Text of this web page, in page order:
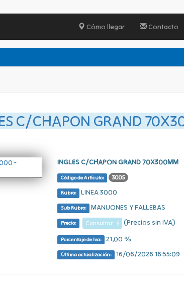
Cómo llegar Contacto
C/CHAPON GRAND
INGLES C/CHAPON GRAND 70X300MM
Código de Artículo: 3005
Rubro: LINEA 3000
Sub Rubro: MANIJONES Y FALLEBAS
Precio: Consultar $ (Precios sin IVA)
Porcentaje de Iva: 21,00 %
Última actualización: 16/06/2026 16:55:09